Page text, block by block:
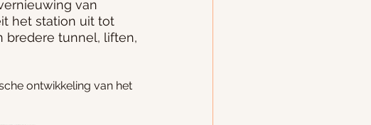
van
het station uit tot
bredere tunnel, liften,
ontwikkeling van het